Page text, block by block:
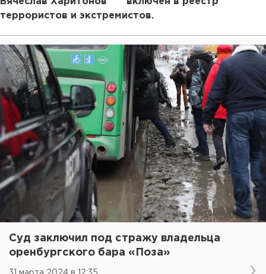
террористов и экстремистов.
Суд заключил под стражу владельца
оренбургского бара «Поза»